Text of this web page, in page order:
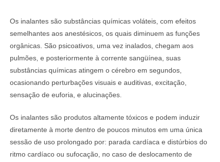
Os inalantes são substâncias químicas voláteis, com efeitos
semelhantes aos anestésicos, os quais diminuem as funções
orgânicas. São psicoativos, uma vez inalados, chegam aos
pulmões, e posteriormente à corrente sangüínea, suas
substâncias químicas atingem o cérebro em segundos,
ocasionando perturbações visuais e auditivas, excitação,
sensação de euforia, e alucinações.
Os inalantes são produtos altamente tóxicos e podem induzir
diretamente à morte dentro de poucos minutos em uma única
sessão de uso prolongado por: parada cardíaca e distúrbios do
ritmo cardíaco ou sufocação, no caso de deslocamento de